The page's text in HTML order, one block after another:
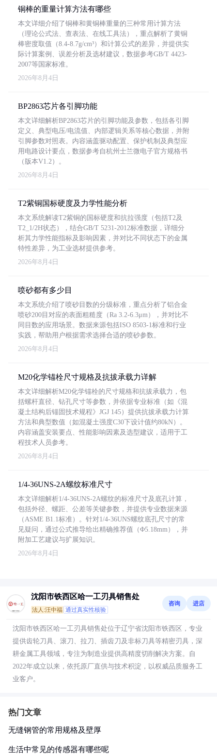
铜棒的重量计算方法有哪些
本文详细介绍了铜棒和黄铜棒重量的三种常用计算方法
（理论公式法、查表法、在线工具法），重点解析了黄铜
棒密度取值（8.4-8.7g/cm³）和计算公式的差异，并提供实
际计算案例、误差分析及选材建议，数据参考GB/T 4423-
2007等国家标准。
2026年8月4日
BP2863芯片各引脚功能
本文详细解析BP2863芯片的引脚功能及参数，包括各引脚
定义、典型电压/电流值、内部逻辑关系等核心数据，并附
引脚参数对照表。内容涵盖驱动配置、保护机制及典型应
用电路设计要点，数据参考自杭州士兰微电子官方规格书
（版本V1.2）。
2026年8月4日
T2紫铜国标硬度及力学性能分析
本文系统解读T2紫铜的国标硬度和抗拉强度（包括T2及
T2_1/2H状态），结合GB/T 5231-2012标准数据，详细分
析其力学性能指标及影响因素，并对比不同状态下的金属
特性差异，为工业选材提供参考。
2026年8月4日
喷砂都有多少目
本文系统介绍了喷砂目数的分级标准，重点分析了铝合金
喷砂200目对应的表面粗糙度（Ra 3.2-6.3μm），并对比不
同目数的应用场景。数据来源包括ISO 8503-1标准和行业
实践，帮助用户根据需求选择合适的喷砂参数。
2026年8月4日
M20化学锚栓尺寸规格及抗拔承载力详解
本文详细解析M20化学锚栓的尺寸规格和抗拔承载力，包
括螺杆直径、钻孔尺寸等参数，并依据专业标准（如《混
凝土结构后锚固技术规程》JGJ 145）提供抗拔承载力计算
方法和典型数值（如混凝土强度C30下设计值约80kN）。
内容涵盖安装要点、性能影响因素及选型建议，适用于工
程技术人员参考。
2026年8月4日
1/4-36UNS-2A螺纹标准尺寸
本文详细解析1/4-36UNS-2A螺纹的标准尺寸及底孔计算，
包括外径、螺距、公差等关键参数，并提供专业数据来源
（ASME B1.1标准）。针对1/4-36UNS螺纹底孔尺寸的常
见疑问，通过公式推导给出精确推荐值（Φ5.18mm），并
附加工艺建议与扩展知识。
2026年8月4日
沈阳市铁西区哈一工刃具销售处
法人:汪中福 通过真实性核验
咨询 进店
沈阳市铁西区哈一工刃具销售处位于辽宁省沈阳市铁西区，专业
提供齿轮刀具、滚刀、拉刀、插齿刀及非标刀具等精密刃具，深
耕金属工具领域，专注为制造业提供高精度切削解决方案。自
2022年成立以来，依托原厂直供与技术积淀，以权威品质服务工
业客户。
热门文章
无缝钢管的常用规格及壁厚
生活中常见的传感器有哪些呢